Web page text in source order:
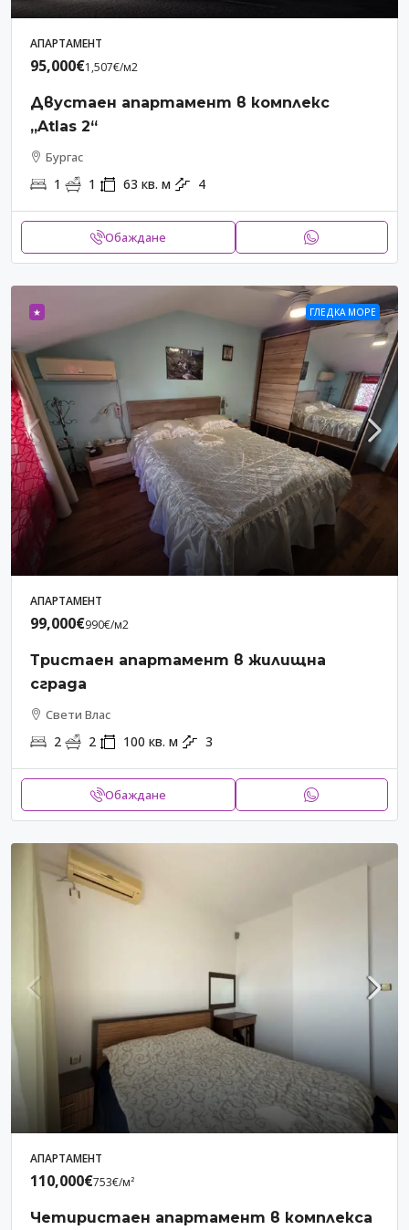
АПАРТАМЕНТ
95,000€1,507€/м2
Двустаен апартамент в комплекс
„Atlas 2“
Бургас
1 1 63 кв. м 4
Обаждане
★ ГЛЕДКА МОРЕ
АПАРТАМЕНТ
99,000€990€/м2
Тристаен апартамент в жилищна
сграда
Свети Влас
2 2 100 кв. м 3
Обаждане
АПАРТАМЕНТ
110,000€753€/м²
Четиристаен апартамент в комплекса